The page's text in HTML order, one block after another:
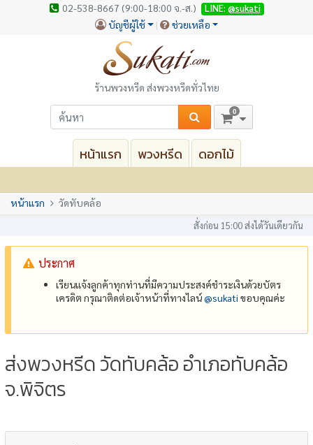
02-538-8667 (9:00-18:00 จ.-ส.) LINE: @sukati
บัญชีผู้ใช้ ช่วยเหลือ
ร้านพวงหรีด ส่งพวงหรีดทั่วไทย
0
หน้าแรก พวงหรีด ดอกไม้
หน้าแรก วัดทับคล้อ
สั่งก่อน 15:00 ส่งได้วันเดียวกัน
ประกาศ
เรียนแจ้งลูกค้าทุกท่านที่มีความประสงค์ชำระเงินด้วยบัตร
เครดิต กรุณาติดต่อเจ้าหน้าที่ทางไลน์@‌sukati ขอบคุณค่ะ
ส่งพวงหรีด วัดทับคล้อ อำเภอทับคล้อ
จ.พิจิตร